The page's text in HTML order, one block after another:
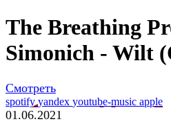
The Breathing
Simonich - Wilt
Смотреть
spotifyyandex youtube-music apple
01.06.2021